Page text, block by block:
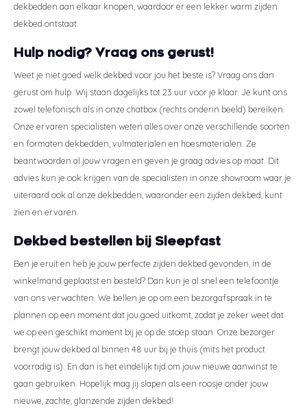
dekbedden aan elkaar knopen, waardoor er een lekker warm zijden
dekbed ontstaat.
Hulp nodig? Vraag ons gerust!
Weet je niet goed welk dekbed voor jou het beste is? Vraag ons dan
gerust om hulp. Wij staan dagelijks tot 23 uur voor je klaar. Je kunt ons
zowel telefonisch als in onze chatbox (rechts onderin beeld) bereiken.
Onze ervaren specialisten weten alles over onze verschillende soorten
en formaten dekbedden, vulmaterialen en hoesmaterialen. Ze
beantwoorden al jouw vragen en geven je graag advies op maat. Dit
advies kun je ook krijgen van de specialisten in onze showroom waar je
uiteraard ook al onze dekbedden, waaronder een zijden dekbed, kunt
zien en ervaren.
Dekbed bestellen bij Sleepfast
Ben je eruit en heb je jouw perfecte zijden dekbed gevonden, in de
winkelmand geplaatst en besteld? Dan kun je al snel een telefoontje
van ons verwachten. We bellen je op om een bezorgafspraak in te
plannen op een moment dat jou goed uitkomt, zodat je zeker weet dat
we op een geschikt moment bij je op de stoep staan. Onze bezorger
brengt jouw dekbed al binnen 48 uur bij je thuis (mits het product
voorradig is). En dan is het eindelijk tijd om jouw nieuwe aanwinst te
gaan gebruiken. Hopelijk mag jij slapen als een roosje onder jouw
nieuwe, zachte, glanzende zijden dekbed!